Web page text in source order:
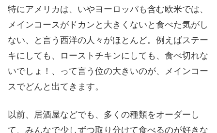
特にアメリカは、いやヨーロッパも含む欧米では、
メインコースがドカンと大きくないと食べた気がし
ない、と言う西洋の人々がほとんど。例えばステー
キにしても、ローストチキンにしても、食べ切れな
いでしょ！、って言う位の大きいのが、メインコー
スでどんと出てきます。
以前、居酒屋などでも、多くの種類をオーダーし
て、みんなで少しずつ取り分けて食べるのが好きな